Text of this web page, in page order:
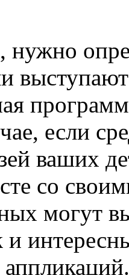
нужно
если
ваших
со
могут
и